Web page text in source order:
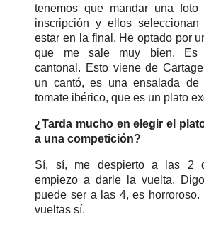
tenemos que mandar una
inscripción y ellos
estar en la final. He optado por
que me sale muy bien. Es
cantonal. Esto viene de
un cantó, es una ensalada de
tomate ibérico, que es un plato
¿Tarda mucho en elegir el
a una competición?
Sí, sí, me despierto a las 2
empiezo a darle la vuelta.
puede ser a las 4, es horroroso.
vueltas sí.